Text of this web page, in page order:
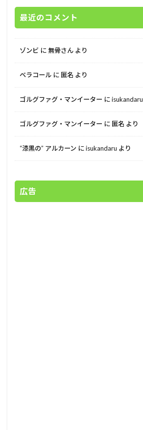
最近のコメント
ゾンビ に 無骨さん より
ベラコール に 匿名 より
ゴルグファグ・マンイーター にisukandaru
ゴルグファグ・マンイーター に 匿名 より
“漆黒の” アルカーン にisukandaru より
広告